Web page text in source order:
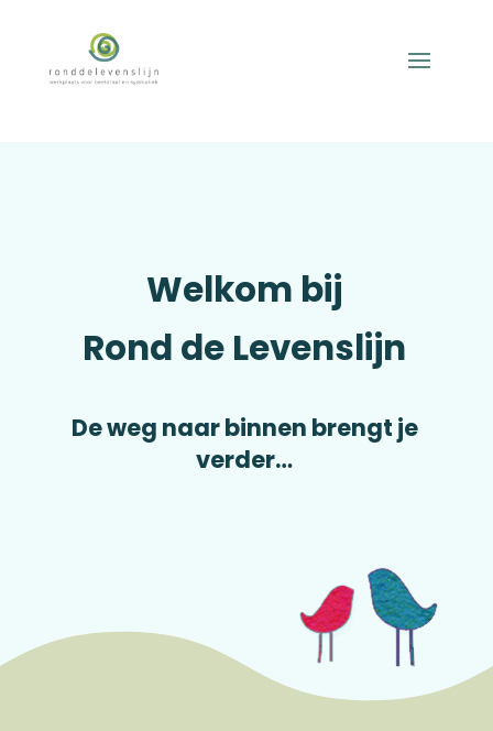
Welkom bij
Rond de Levenslijn
De weg naar binnen brengt je
verder…